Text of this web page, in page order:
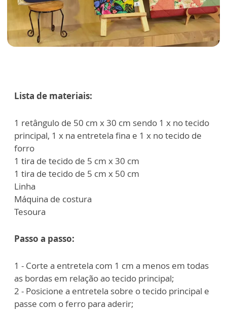
Lista de materiais:
1 retângulo de 50 cm x 30 cm sendo 1 x no tecido
principal, 1 x na entretela fina e 1 x no tecido de
forro
1 tira de tecido de 5 cm x 30 cm
1 tira de tecido de 5 cm x 50 cm
Linha
Máquina de costura
Tesoura
Passo a passo:
1 - Corte a entretela com 1 cm a menos em todas
as bordas em relação ao tecido principal;
2 - Posicione a entretela sobre o tecido principal e
passe com o ferro para aderir;